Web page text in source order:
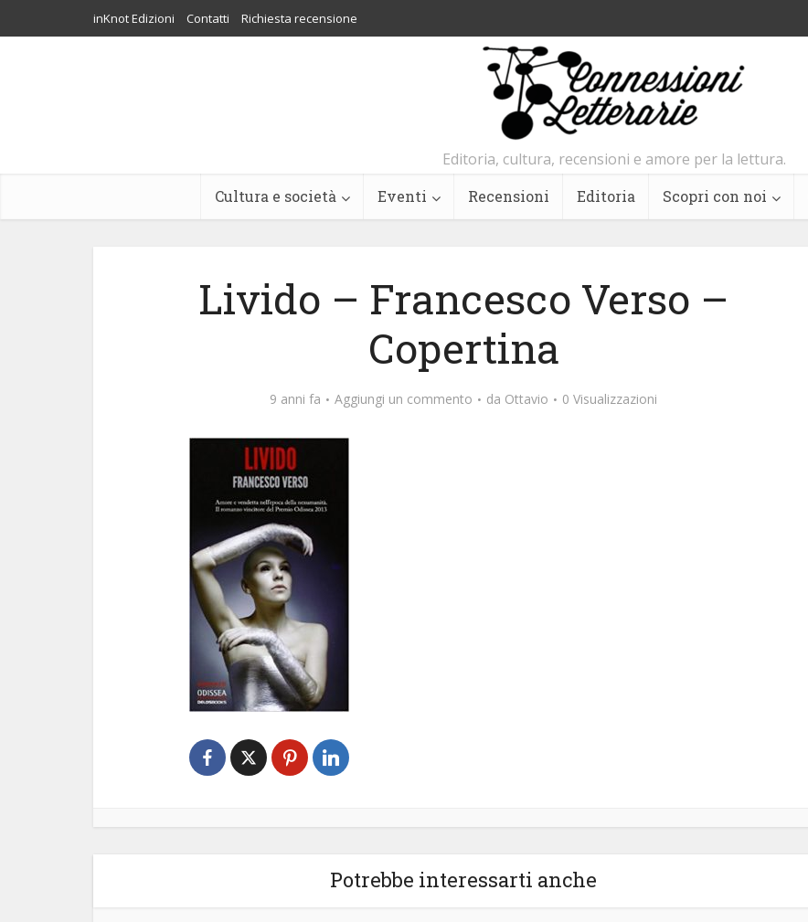
inKnot Edizioni Contatti Richiesta recensione
Editoria, cultura, recensioni e amore per la lettura.
Cultura e società Eventi Recensioni Editoria Scopri con noi
Livido – Francesco Verso –
Copertina
9 anni fa Aggiungi un commento da Ottavio 0 Visualizzazioni
Potrebbe interessarti anche